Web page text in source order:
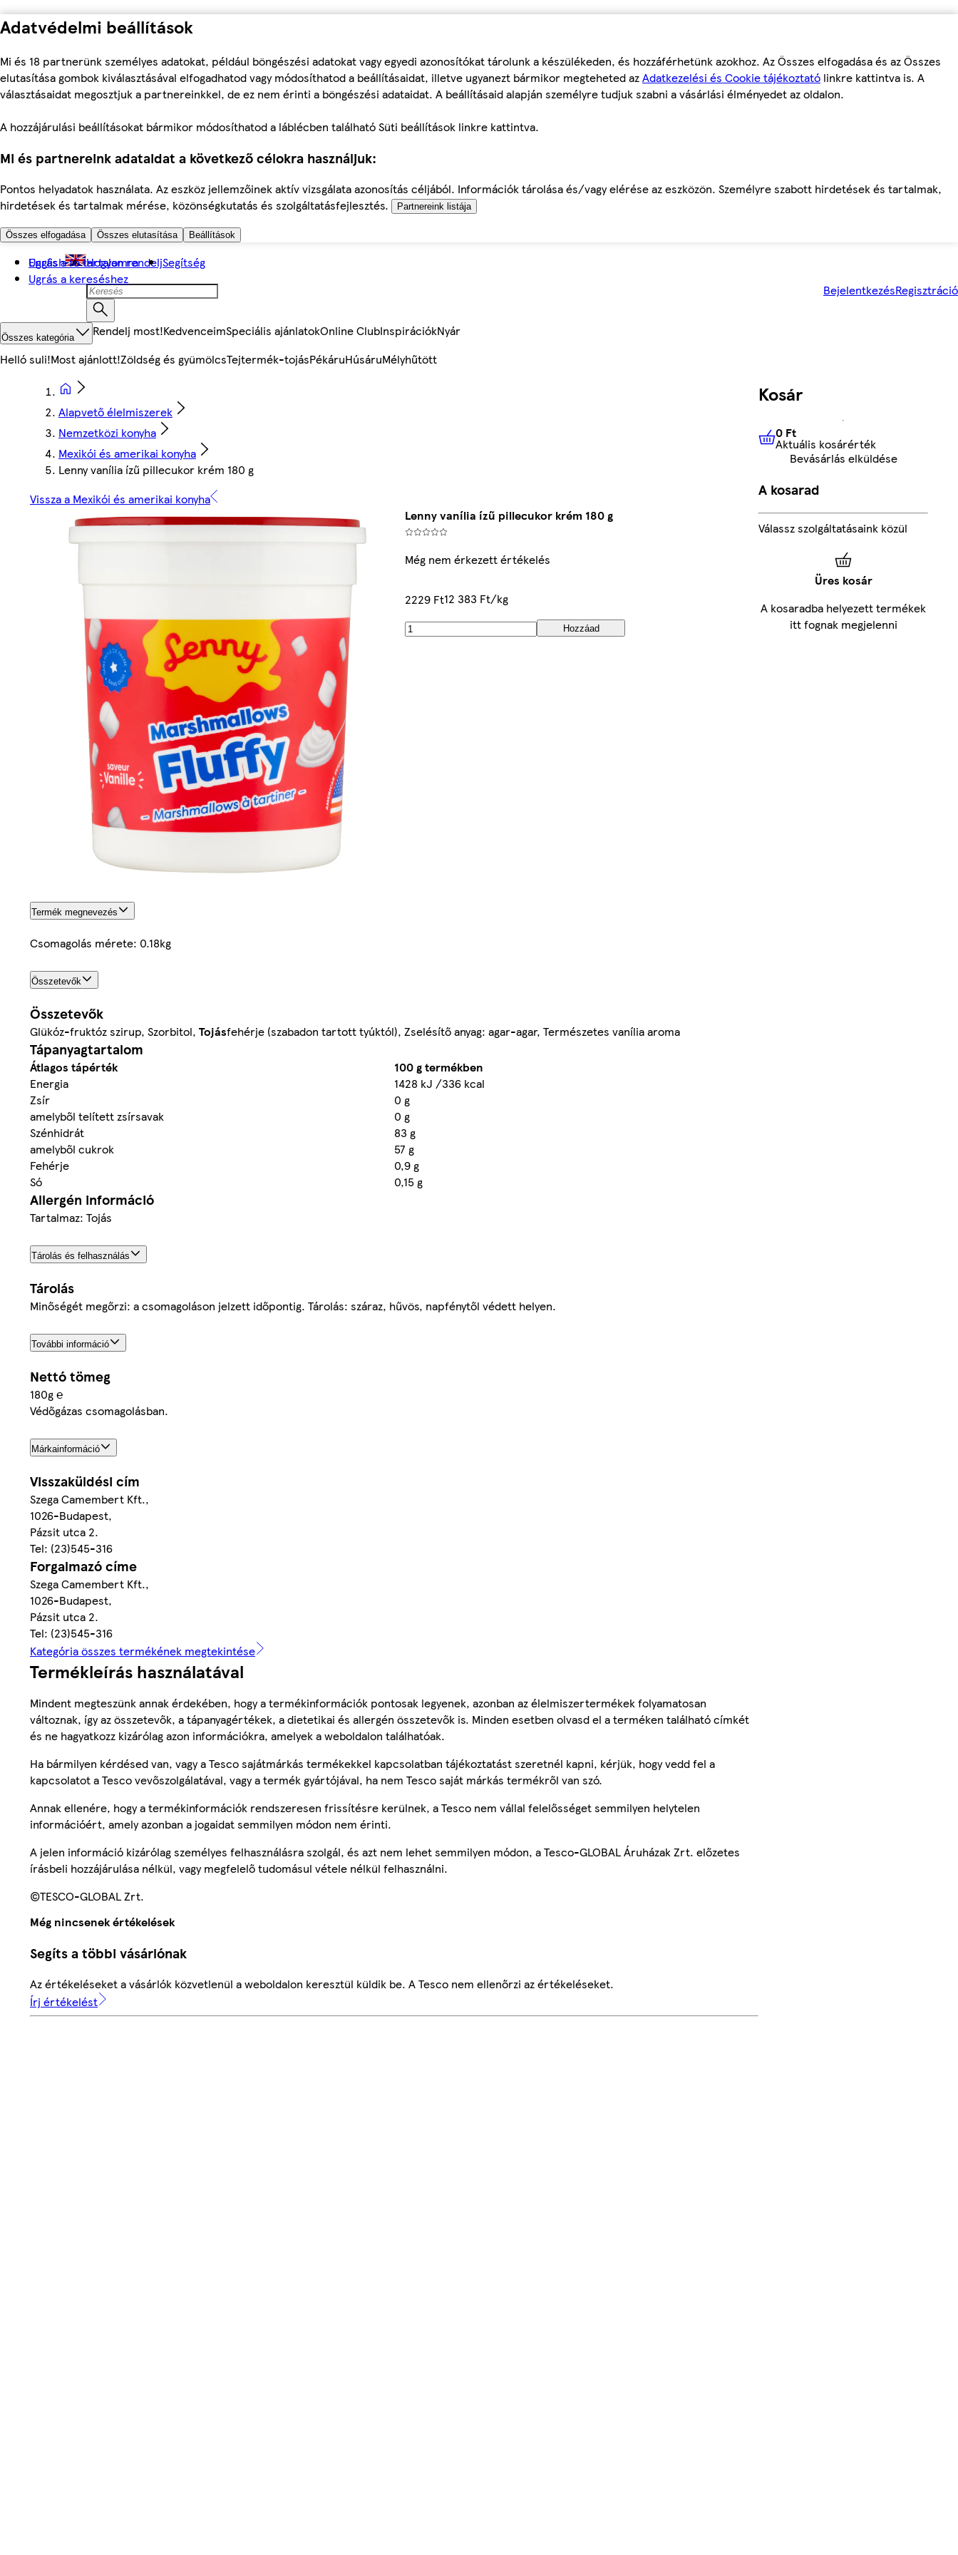
Adatvédelmi beállítások
Mi és 18 partnerünk személyes adatokat, például böngészési adatokat vagy egyedi azonosítókat tárolunk a készülékeden, és hozzáférhetünk azokhoz. Az Összes elfogadása és az Összes
elutasítása gombok kiválasztásával elfogadhatod vagy módosíthatod a beállításaidat, illetve ugyanezt bármikor megteheted azAdatkezelési és Cookie tájékoztató linkre kattintva is. A
választásaidat megosztjuk a partnereinkkel, de ez nem érinti a böngészési adataidat. A beállításaid alapján személyre tudjuk szabni a vásárlási élményedet az oldalon.
A hozzájárulási beállításokat bármikor módosíthatod a láblécben található Süti beállítások linkre kattintva.
Mi és partnereink adataidat a következő célokra használjuk:
Pontos helyadatok használata. Az eszköz jellemzőinek aktív vizsgálata azonosítás céljából. Információk tárolása és/vagy elérése az eszközön. Személyre szabott hirdetések és tartalmak,
hirdetések és tartalmak mérése, közönségkutatás és szolgáltatásfejlesztés.
Partnereink listája
Összes elfogadása Összes elutasítása Beállítások
Ugrás a fő tartalomra
Ugrás a kereséshez
English Hogyan rendeljSegítség
BejelentkezésRegisztráció
Összes kategória Rendelj most!KedvenceimSpeciális ajánlatokOnline ClubInspirációkNyár
Helló suli!Most ajánlott!Zöldség és gyümölcsTejtermék-tojásPékáruHúsáruMélyhűtött
Alapvető élelmiszerek
Nemzetközi konyha
Mexikói és amerikai konyha
Lenny vanília ízű pillecukor krém 180 g
Vissza a Mexikói és amerikai konyha
Lenny vanília ízű pillecukor krém 180 g
Még nem érkezett értékelés
2229 Ft12 383 Ft/kg
Hozzáad
Termék megnevezés
Csomagolás mérete: 0.18kg
Összetevők
Összetevők
Glükóz-fruktóz szirup, Szorbitol, Tojásfehérje (szabadon tartott tyúktól), Zselésítő anyag: agar-agar, Természetes vanília aroma
Tápanyagtartalom
Átlagos tápérték
100 g termékben
Energia
1428 kJ /336 kcal
Zsír
0 g
amelyből telített zsírsavak
0 g
Szénhidrát
83 g
amelyből cukrok
57 g
Fehérje
0,9 g
Só
0,15 g
Allergén információ
Tartalmaz: Tojás
Tárolás és felhasználás
Tárolás
Minőségét megőrzi: a csomagoláson jelzett időpontig. Tárolás: száraz, hűvös, napfénytől védett helyen.
További információ
Nettó tömeg
180g ℮
Védőgázas csomagolásban.
Márkainformáció
Visszaküldési cím
Szega Camembert Kft.,
1026-Budapest,
Pázsit utca 2.
Tel: (23)545-316
Forgalmazó címe
Szega Camembert Kft.,
1026-Budapest,
Pázsit utca 2.
Tel: (23)545-316
Kategória összes termékének megtekintése
Termékleírás használatával
Mindent megteszünk annak érdekében, hogy a termékinformációk pontosak legyenek, azonban az élelmiszertermékek folyamatosan
változnak, így az összetevők, a tápanyagértékek, a dietetikai és allergén összetevők is. Minden esetben olvasd el a terméken található címkét
és ne hagyatkozz kizárólag azon információkra, amelyek a weboldalon találhatóak.
Ha bármilyen kérdésed van, vagy a Tesco sajátmárkás termékekkel kapcsolatban tájékoztatást szeretnél kapni, kérjük, hogy vedd fel a
kapcsolatot a Tesco vevőszolgálatával, vagy a termék gyártójával, ha nem Tesco saját márkás termékről van szó.
Annak ellenére, hogy a termékinformációk rendszeresen frissítésre kerülnek, a Tesco nem vállal felelősséget semmilyen helytelen
információért, amely azonban a jogaidat semmilyen módon nem érinti.
A jelen információ kizárólag személyes felhasználásra szolgál, és azt nem lehet semmilyen módon, a Tesco-GLOBAL Áruházak Zrt. előzetes
írásbeli hozzájárulása nélkül, vagy megfelelő tudomásul vétele nélkül felhasználni.
©TESCO-GLOBAL Zrt.
Még nincsenek értékelések
Segíts a többi vásárlónak
Az értékeléseket a vásárlók közvetlenül a weboldalon keresztül küldik be. A Tesco nem ellenőrzi az értékeléseket.
Írj értékelést
Kosár
0 FtAktuális kosárérték
0 Ft
Aktuális kosárérték
Bevásárlás elküldése
A kosarad
Válassz szolgáltatásaink közül
Üres kosár
A kosaradba helyezett termékek
itt fognak megjelenni